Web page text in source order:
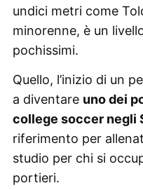
undici metri come
minorenne, è un
pochissimi.
Quello, l’inizio di un
a diventare uno dei
college soccer negli
riferimento per
studio per chi si
portieri.